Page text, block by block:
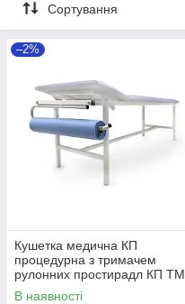
Сортування
–2%
Кушетка медична КП
процедурна з тримачем
рулонних простирадл КП ТМ
Омега (Україна)
В наявності